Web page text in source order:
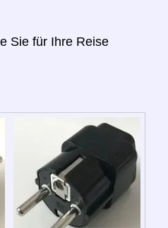
Sie für Ihre Reise